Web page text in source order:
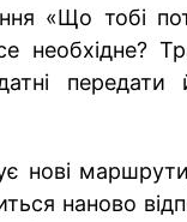
«Що тобі
передати
нові
наново